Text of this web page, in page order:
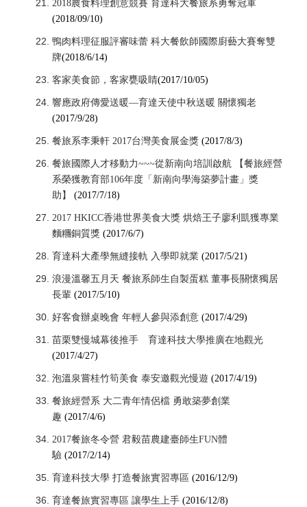
2018農食料理創意競賽 育達科大餐旅系勇奪冠軍
(2018/09/10)
鴨肉料理征服評審味蕾 科大餐飲師國際廚藝大賽奪雙
牌(2018/6/14)
客家美食節，客家甕吸睛(2017/10/05)
響應政府傳愛送暖—育達天使中秋送暖 關懷獨老
(2017/9/28)
餐旅系李秉軒 2017台灣美食展金獎 (2017/8/3)
餐旅國際人才移動力~~~從新南向培訓啟航 【餐旅經營
系榮獲教育部106年度「新南向學海築夢計畫」獎
助】
(2017/7/18)
2017 HKICC香港世界美食大獎 烘焙王子廖利凱獲專業
麵糰銅質獎 (2017/6/7)
育達科大產學無縫接軌 入學即就業 (2017/5/21)
浪漫溫馨五月天 餐旅系師生自製蛋糕 董事長關懷獨居
長輩 (2017/5/10)
好客食辦桌晚會 年輕人參與添創意 (2017/4/29)
苗栗雙慢城幕後推手 育達科技大學推廣在地觀光
(2017/4/27)
泡溫泉嘗桂竹筍美食 泰安邀觀光慢遊 (2017/4/19)
餐旅經營系 大二青年情侶檔 勇敢築夢創業
趣 (2017/4/6)
2017餐旅冬令營 君毅苗農建臺師生FUN體
驗 (2017/2/14)
育達科技大學 打造餐旅實習專區 (2016/12/9)
育達餐旅實習專區 讓學生上手 (2016/12/8)